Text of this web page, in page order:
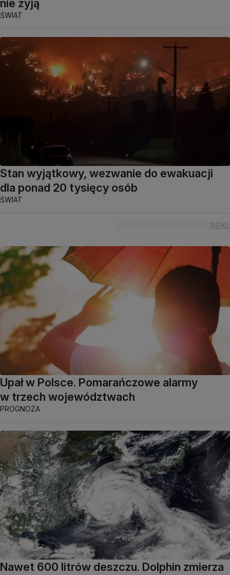
nie żyją
ŚWIAT
Stan wyjątkowy, wezwanie do ewakuacji
dla ponad 20 tysięcy osób
ŚWIAT
Upał w Polsce. Pomarańczowe alarmy
w trzech województwach
PROGNOZA
Nawet 600 litrów deszczu. Dolphin zmierza